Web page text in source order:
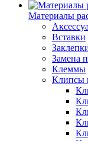
Материалы
Вставки
Замена
Клеммы
Клипсы